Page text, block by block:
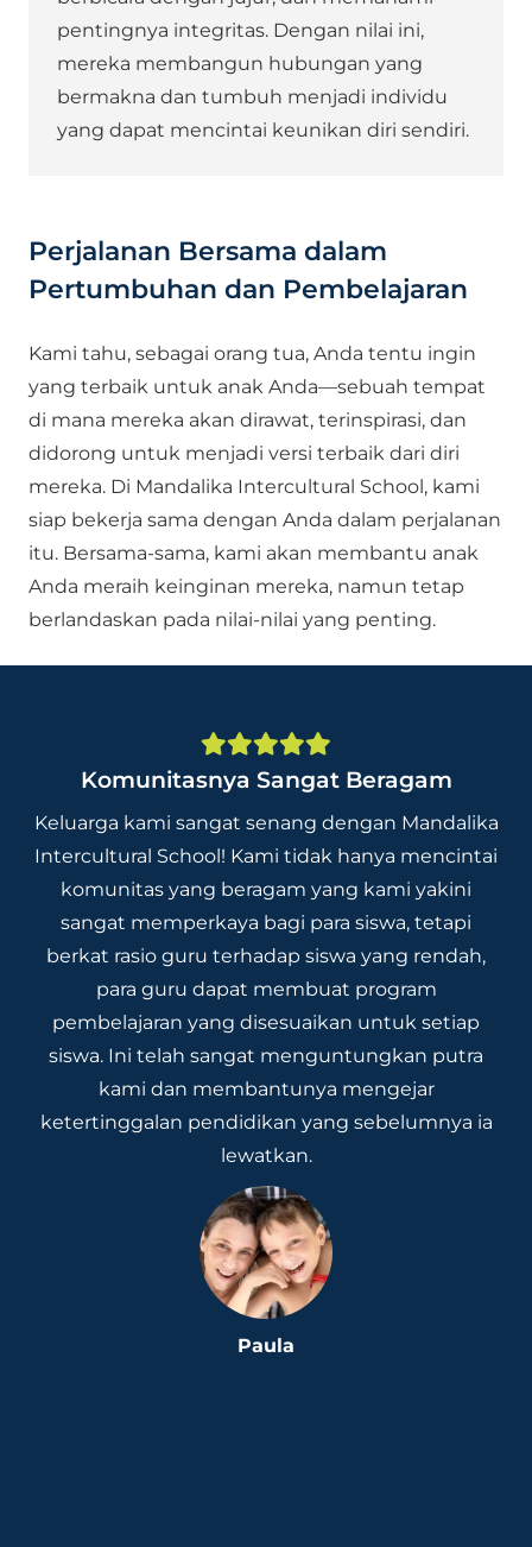
pentingnya integritas. Dengan nilai ini,
mereka membangun hubungan yang
bermakna dan tumbuh menjadi individu
yang dapat mencintai keunikan diri sendiri.
Perjalanan Bersama dalam
Pertumbuhan dan Pembelajaran
Kami tahu, sebagai orang tua, Anda tentu ingin
yang terbaik untuk anak Anda—sebuah tempat
di mana mereka akan dirawat, terinspirasi, dan
didorong untuk menjadi versi terbaik dari diri
mereka. Di Mandalika Intercultural School, kami
siap bekerja sama dengan Anda dalam perjalanan
itu. Bersama-sama, kami akan membantu anak
Anda meraih keinginan mereka, namun tetap
berlandaskan pada nilai-nilai yang penting.
Komunitasnya Sangat Beragam
Keluarga kami sangat senang dengan Mandalika
Intercultural School! Kami tidak hanya mencintai
komunitas yang beragam yang kami yakini
sangat memperkaya bagi para siswa, tetapi
berkat rasio guru terhadap siswa yang rendah,
para guru dapat membuat program
pembelajaran yang disesuaikan untuk setiap
siswa. Ini telah sangat menguntungkan putra
kami dan membantunya mengejar
ketertinggalan pendidikan yang sebelumnya ia
lewatkan.
Paula